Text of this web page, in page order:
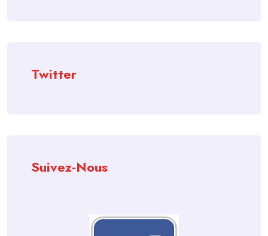
Twitter
Suivez-Nous